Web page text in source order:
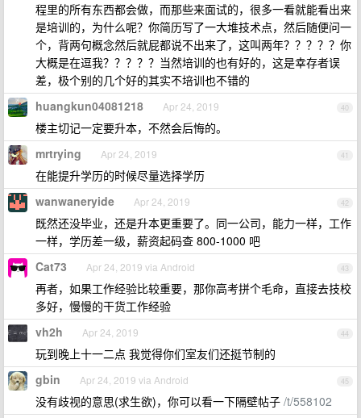
程里的所有东西都会做，而那些来面试的，很多一看就能看出来
是培训的，为什么呢？你简历写了一大堆技术点，然后随便问一
个，背两句概念然后就屁都说不出来了，这叫两年？？？？？你
大概是在逗我？？？？？当然培训的也有好的，这是幸存者误
差，极个别的几个好的其实不培训也不错的
40
huangkun04081218 Apr 24, 2019
楼主切记一定要升本，不然会后悔的。
41
mrtrying Apr 24, 2019
在能提升学历的时候尽量选择学历
42
wanwaneryide Apr 24, 2019
既然还没毕业，还是升本更重要了。同一公司，能力一样，工作
一样，学历差一级，薪资起码查 800-1000 吧
43
Cat73 Apr 24, 2019 via Android
再者，如果工作经验比较重要，那你高考拼个毛命，直接去技校
多好，慢慢的干货工作经验
44
vh2h Apr 24, 2019
玩到晚上十一二点 我觉得你们室友们还挺节制的
45
gbin Apr 24, 2019 via Android
没有歧视的意思(求生欲)，你可以看一下隔壁帖子 /t/558102